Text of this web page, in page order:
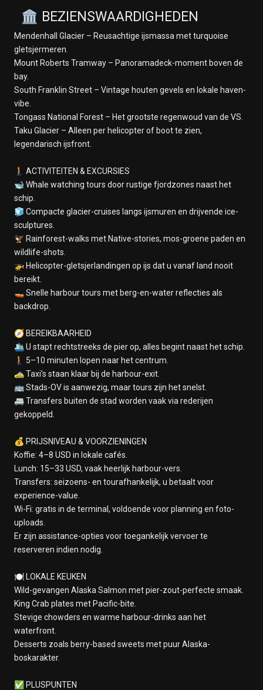
🏛️ BEZIENSWAARDIGHEDEN
Mendenhall Glacier – Reusachtige ijsmassa met turquoise
gletsjermeren.
Mount Roberts Tramway – Panoramadeck-moment boven de
bay.
South Franklin Street – Vintage houten gevels en lokale haven-
vibe.
Tongass National Forest – Het grootste regenwoud van de VS.
Taku Glacier – Alleen per helicopter of boot te zien,
legendarisch ijsfront.
🚶 ACTIVITEITEN & EXCURSIES
🐋 Whale watching tours door rustige fjordzones naast het
schip.
🧊 Compacte glacier-cruises langs ijsmuren en drijvende ice-
sculptures.
🦅 Rainforest-walks met Native-stories, mos-groene paden en
wildlife-shots.
🚁 Helicopter-gletsjerlandingen op ijs dat u vanaf land nooit
bereikt.
🚤 Snelle harbour tours met berg-en-water reflecties als
backdrop.
🧭 BEREIKBAARHEID
🛳️ U stapt rechtstreeks de pier op, alles begint naast het schip.
🚶 5–10 minuten lopen naar het centrum.
🚕 Taxi’s staan klaar bij de harbour-exit.
🚌 Stads-OV is aanwezig, maar tours zijn het snelst.
🚐 Transfers buiten de stad worden vaak via rederijen
gekoppeld.
💰 PRIJSNIVEAU & VOORZIENINGEN
Koffie: 4–8 USD in lokale cafés.
Lunch: 15–33 USD, vaak heerlijk harbour-vers.
Transfers: seizoens- en tourafhankelijk, u betaalt voor
experience-value.
Wi-Fi: gratis in de terminal, voldoende voor planning en foto-
uploads.
Er zijn assistance-opties voor toegankelijk vervoer te
reserveren indien nodig.
🍽️ LOKALE KEUKEN
Wild-gevangen Alaska Salmon met pier-zout-perfecte smaak.
King Crab plates met Pacific-bite.
Stevige chowders en warme harbour-drinks aan het
waterfront.
Desserts zoals berry-based sweets met puur Alaska-
boskarakter.
✅ PLUSPUNTEN